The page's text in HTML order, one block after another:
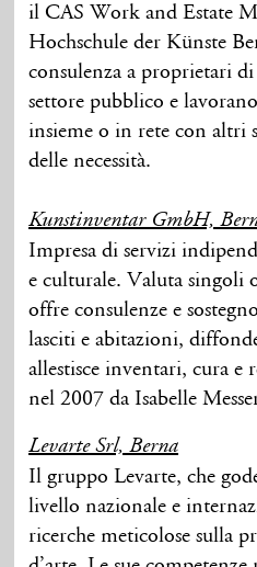
il CAS Work and Estate
Hochschule der Künste
consulenza a proprietari
settore pubblico e
insieme o in rete con altri
delle necessità.
Kunstinventar GmbH,
Impresa di servizi
e culturale. Valuta singoli
offre consulenze e
lasciti e abitazioni,
allestisce inventari, cura e
nel 2007 da Isabelle
Levarte Srl, Berna
Il gruppo Levarte, che
livello nazionale e
ricerche meticolose sulla